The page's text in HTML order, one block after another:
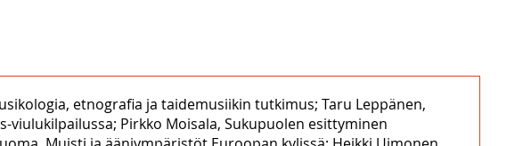
etnografia ja taidemusiikin tutkimus; Taru Leppänen,
Pirkko Moisala, Sukupuolen esittyminen